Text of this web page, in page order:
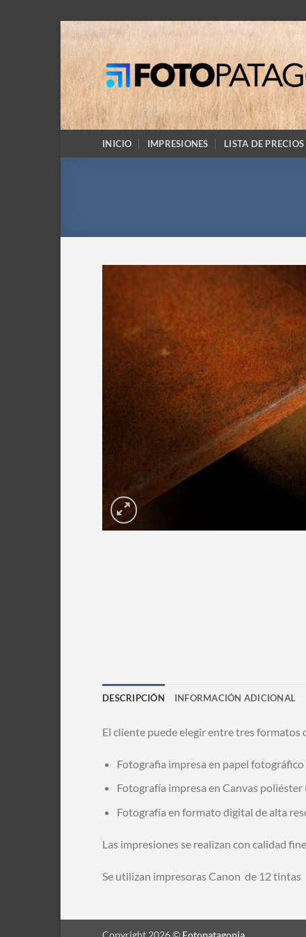
Saltar
contenido
INICIO IMPRESIONES LISTA DE PRECIOS
DESCRIPCIÓN INFORMACIÓN ADICIONAL
El cliente puede elegir entre tres formatos
Fotografia impresa en papel
Fotografía impresa en Canvas poliéster
Fotografía en formato digital de alta
Las impresiones se realizan con calidad
Se utilizan impresoras Canon de 12 tintas